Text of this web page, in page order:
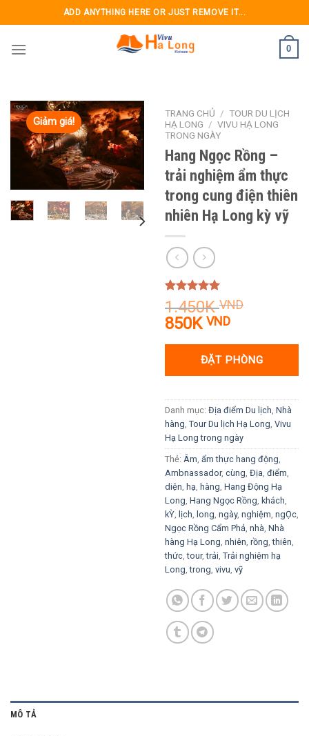
to
content
ADD ANYTHING HERE OR JUST REMOVE IT...
0
Giảm giá!
TRANG CHỦ / TOUR DU LỊCH
HẠ LONG / VIVU HẠ LONG
TRONG NGÀY
Hang Ngọc Rồng –
trải nghiệm ẩm thực
trong cung điện thiên
nhiên Hạ Long kỳ vỹ
5.00trên 5
dựa trên
3
đánh giá
1.450KVND
Giá
gốc
1.450K VND.
850KVNDGiá
hiện
tại
là:
ĐẶT PHÒNG
Danh mục: Địa điểm Du lịch Nhà
hàng Tour Du lịch Hạ Long Vivu
Hạ Long trong ngày
Thẻ: Âm ẩm thực hang động
Ambnassador, cùng Địa điểm
diện hạ hàng Hang Động Hạ
Long Hang Ngọc Rồng khách
kỲ
lịch long ngày, nghiệm ngỌc
Ngọc Rồng Cẩm Phả nhà Nhà
hàng Hạ Long nhiên rồng ,thiên
thức ,tour,trải Trải nghiệm hạ
Long ,trong vivu vỹ
MÔ TẢ